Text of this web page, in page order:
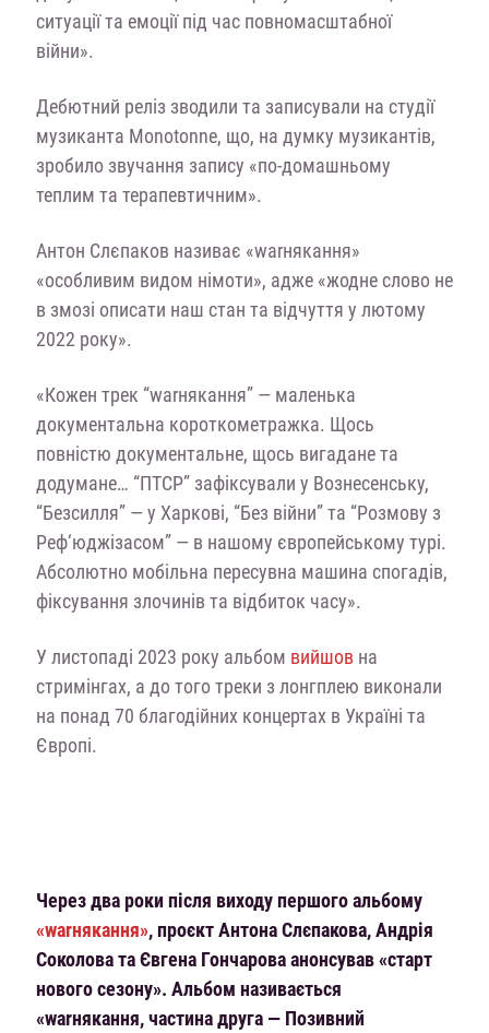
ситуації та емоції під час повномасштабної
війни».
Дебютний реліз зводили та записували на студії
музиканта Monotonne, що, на думку музикантів,
зробило звучання запису «по-домашньому
теплим та терапевтичним».
Антон Слєпаков називає «warнякання»
«особливим видом німоти», адже «жодне слово не
в змозі описати наш стан та відчуття у лютому
2022 року».
«Кожен трек “warнякання” — маленька
документальна короткометражка. Щось
повністю документальне, щось вигадане та
додумане… “ПТСР” зафіксували у Вознесенську,
“Безсилля” — у Харкові, “Без війни” та “Розмову з
Реф‘юджізасом” — в нашому європейському турі.
Абсолютно мобільна пересувна машина спогадів,
фіксування злочинів та відбиток часу».
У листопаді 2023 року альбом вийшов на
стримінгах, a до того треки з лонгплею виконали
на понад 70 благодійних концертах в Україні та
Європі.
Через два роки після виходу першого альбому
«warнякання», проєкт Антона Слєпакова, Андрія
Соколова та Євгена Гончарова анонсував «старт
нового сезону». Альбом називається
«warнякання, частина друга — Позивний